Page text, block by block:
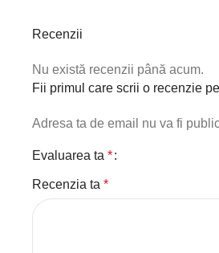
Recenzii
Nu există recenzii până acum.
Fii primul care scrii o recenzie
Adresa ta de email nu va fi
Evaluarea ta *
Recenzia ta *